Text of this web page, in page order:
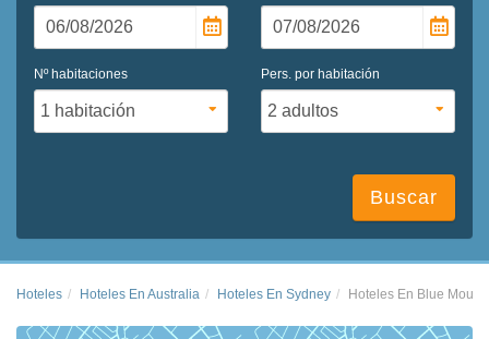
Nº habitaciones Pers. por habitación
Buscar
Hoteles Hoteles En Australia Hoteles En Sydney Hoteles En Blue